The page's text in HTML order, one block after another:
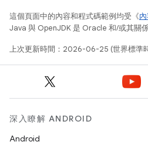
這個頁面中的內容和程式碼範例均受《
Java 與 OpenJDK 是 Oracle 和/或其關
上次更新時間：2026-06-25 (世界標準
深入瞭解 ANDROID
Android